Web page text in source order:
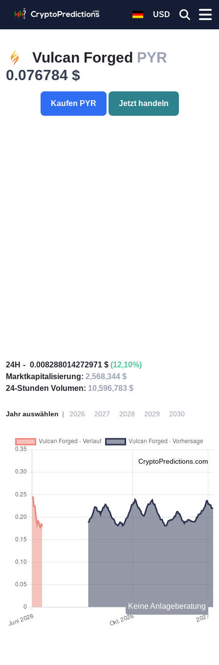
USD
Vulcan Forged PYR
0.076784 $
Kaufen PYR Jetzt handeln
24H 0.008288014272971 $ (12,10%)
Marktkapitalisierung: 2,568,344 $
24-Stunden Volumen: 10,596,783 $
Jahr auswählen 2026 2027 2028 2029 2030
CryptoPredictions.com
Keine Anlageberatung